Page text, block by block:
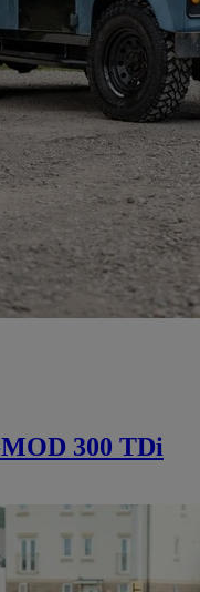
300 TDi